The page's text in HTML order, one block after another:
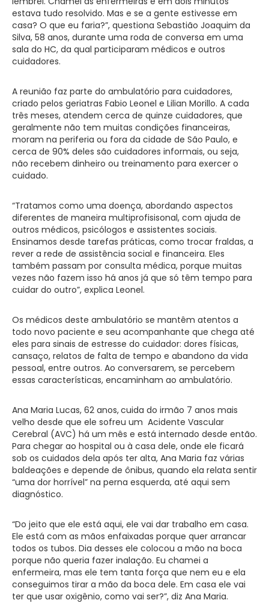
estava tudo resolvido. Mas e se a gente estivesse em
casa? O que eu faria?”, questiona Sebastião Joaquim da
Silva, 58 anos, durante uma roda de conversa em uma
sala do HC, da qual participaram médicos e outros
cuidadores.
A reunião faz parte do ambulatório para cuidadores,
criado pelos geriatras Fabio Leonel e Lilian Morillo. A cada
três meses, atendem cerca de quinze cuidadores, que
geralmente não tem muitas condições financeiras,
moram na periferia ou fora da cidade de São Paulo, e
cerca de 90% deles são cuidadores informais, ou seja,
não recebem dinheiro ou treinamento para exercer o
cuidado.
“Tratamos como uma doença, abordando aspectos
diferentes de maneira multiprofisisonal, com ajuda de
outros médicos, psicólogos e assistentes sociais.
Ensinamos desde tarefas práticas, como trocar fraldas, a
rever a rede de assistência social e financeira. Eles
também passam por consulta médica, porque muitas
vezes não fazem isso há anos já que só têm tempo para
cuidar do outro”, explica Leonel.
Os médicos deste ambulatório se mantêm atentos a
todo novo paciente e seu acompanhante que chega até
eles para sinais de estresse do cuidador: dores físicas,
cansaço, relatos de falta de tempo e abandono da vida
pessoal, entre outros. Ao conversarem, se percebem
essas características, encaminham ao ambulatório.
Ana Maria Lucas, 62 anos,cuida do irmão 7 anos mais
velho desde que ele sofreu um Acidente Vascular
Cerebral (AVC) há um mês e está internado desde então.
Para chegar ao hospital ou à casa dele, onde ele ficará
sob os cuidados dela após ter alta, Ana Maria faz várias
baldeações e depende de ônibus, quando ela relata sentir
“uma dor horrível” na perna esquerda, até aqui sem
diagnóstico.
“Do jeito que ele está aqui, ele vai dar trabalho em casa.
Ele está com as mãos enfaixadas porque quer arrancar
todos os tubos. Dia desses ele colocou a mão na boca
porque não queria fazer inalação. Eu chamei a
enfermeira, mas ele tem tanta força que nem eu e ela
conseguimos tirar a mão da boca dele. Em casa ele vai
ter que usar oxigênio, como vai ser?”, diz Ana Maria.